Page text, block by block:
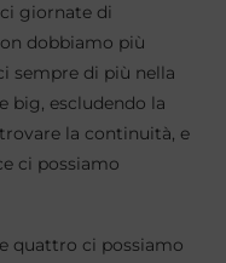
giornate di
dobbiamo più
sempre di più nella
big, escludendo la
la continuità, e
ci possiamo
quattro ci possiamo